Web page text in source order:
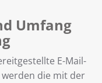
Umfang
E-Mail-
werden die mit der